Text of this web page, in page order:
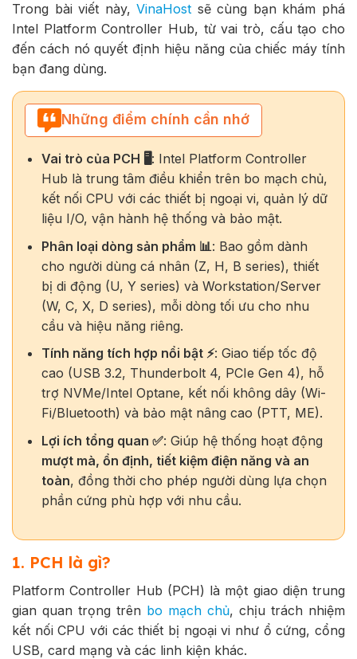
Trong bài viết này,VinaHost sẽ cùng bạn khám phá
Intel Platform Controller Hub, từ vai trò, cấu tạo cho
đến cách nó quyết định hiệu năng của chiếc máy tính
bạn đang dùng.
Những điểm chính cần nhớ
Vai trò của PCH 🖥️ : Intel Platform Controller
Hub là trung tâm điều khiển trên bo mạch chủ,
kết nối CPU với các thiết bị ngoại vi, quản lý dữ
liệu I/O, vận hành hệ thống và bảo mật.
Phân loại dòng sản phẩm 📊: Bao gồm dành
cho người dùng cá nhân (Z, H, B series), thiết
bị di động (U, Y series) và Workstation/Server
(W, C, X, D series), mỗi dòng tối ưu cho nhu
cầu và hiệu năng riêng.
Tính năng tích hợp nổi bật ⚡: Giao tiếp tốc độ
cao (USB 3.2, Thunderbolt 4, PCIe Gen 4), hỗ
trợ NVMe/Intel Optane, kết nối không dây (Wi-
Fi/Bluetooth) và bảo mật nâng cao (PTT, ME).
Lợi ích tổng quan ✅: Giúp hệ thống hoạt động
mượt mà, ổn định, tiết kiệm điện năng và an
toàn, đồng thời cho phép người dùng lựa chọn
phần cứng phù hợp với nhu cầu.
1. PCH là gì?
Platform Controller Hub (PCH) là một giao diện trung
gian quan trọng trên bo mạch chủ, chịu trách nhiệm
kết nối CPU với các thiết bị ngoại vi như ổ cứng, cổng
USB, card mạng và các linh kiện khác.